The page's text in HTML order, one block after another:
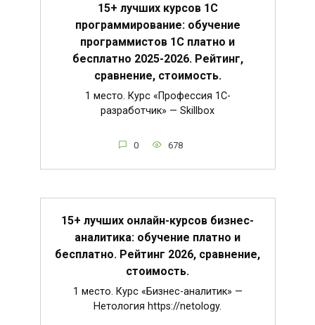
15+ лучших курсов 1С
программирование: обучение
программистов 1С платно и
бесплатно 2025-2026. Рейтинг,
сравнение, стоимость.
1 место. Курс «Профессия 1C-
разработчик» — Skillbox
0 678
15+ лучших онлайн-курсов бизнес-
аналитика: обучение платно и
бесплатно. Рейтинг 2026, сравнение,
стоимость.
1 место. Курс «Бизнес-аналитик» —
Нетология https://netology.